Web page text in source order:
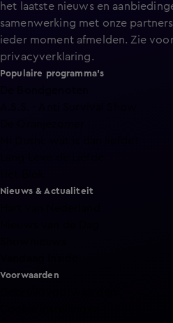
het laatste nieuws en
samenwerking met onze
ieder moment afmelden. Zie
privacyverklaring.
Populaire programma's
Nieuws & Actualiteit
Voorwaarden